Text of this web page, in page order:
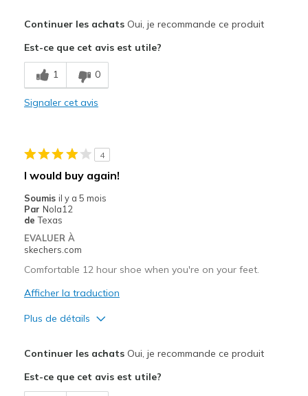
Breathe Well
Comfortable
Need Break In
Les meilleures utilisations
Work use
Width
I'm Into Shoes
Continuer les achatsOui, je recommande ce produit
Est-ce que cet avis est utile?
1 0
Signaler cet avis
4
I would buy again!
Soumis il y a 5 mois
Par Nola12
de Texas
EVALUER À
skechers.com
Comfortable 12 hour shoe when you're on your feet.
Afficher la traduction
Plus de détails
Room for toes
Continuer les achatsOui, je recommande ce produit
Est-ce que cet avis est utile?